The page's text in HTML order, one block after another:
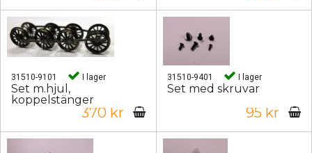
31510-9101 I lager
Set m.hjul,
koppelstänger
370 kr
31510-9401 I lager
Set med skruvar
95 kr